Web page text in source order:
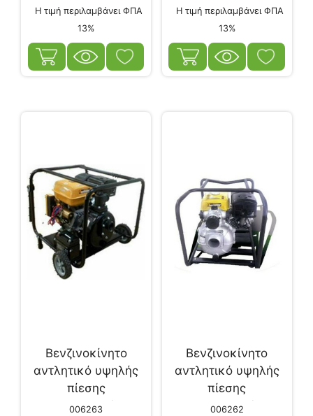
Η τιμή περιλαμβάνει ΦΠΑ
13%
Η τιμή περιλαμβάνει ΦΠΑ
13%
Βενζινοκίνητο
αντλητικό υψηλής
πίεσης
πολυκυβικό...
006263
Βενζινοκίνητο
αντλητικό υψηλής
πίεσης
πολυκυβικό...
006262